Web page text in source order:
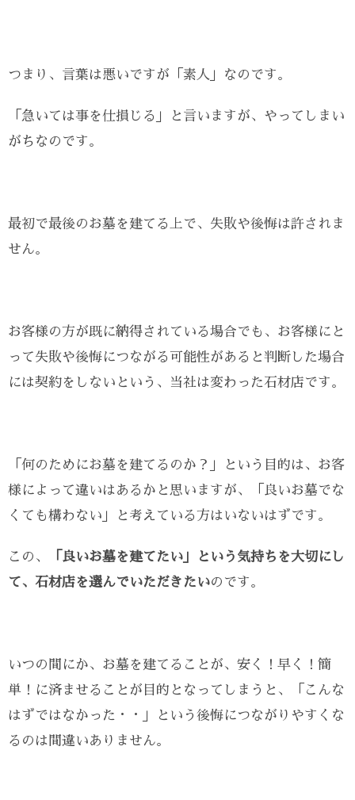
つまり、言葉は悪いですが「素人」なのです。
「急いては事を仕損じる」と言いますが、やってしまい
がちなのです。
最初で最後のお墓を建てる上で、失敗や後悔は許されま
せん。
お客様の方が既に納得されている場合でも、お客様にと
って失敗や後悔につながる可能性があると判断した場合
には契約をしないという、当社は変わった石材店です。
「何のためにお墓を建てるのか？」という目的は、お客
様によって違いはあるかと思いますが、「良いお墓でな
くても構わない」と考えている方はいないはずです。
この、
「良いお墓を建てたい」という気持ちを大切にし
て、石材店を選んでいただきたいのです。
いつの間にか、お墓を建てることが、安く！早く！簡
単！に済ませることが目的となってしまうと、「こんな
はずではなかった・・」という後悔につながりやすくな
るのは間違いありません。